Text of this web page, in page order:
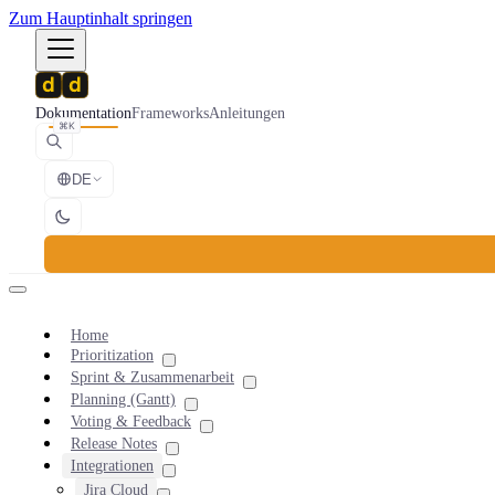
Zum Hauptinhalt springen
DokumentationFrameworksAnleitungen
⌘K
DE
Home
Prioritization
Sprint & Zusammenarbeit
Planning (Gantt)
Voting & Feedback
Release Notes
Integrationen
Jira Cloud